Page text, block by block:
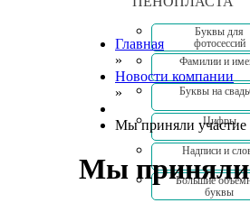
Буквы для
фотосессий
Фамилии и
Буквы на
Цифры
Надписи и
Большие
буквы
Главная
»
Новости компании
»
Мы приняли участие
Мы приняли